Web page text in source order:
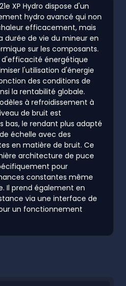
XP Hydro dispose d'un
hydro avancé qui non
efficacement, mais
durée de vie du mineur en
sur les composants.
d'efficacité énergétique
l'utilisation d'énergie
des conditions de
la rentabilité globale.
à refroidissement à
de bruit est
bas, le rendant plus adapté
échelle avec des
en matière de bruit. Ce
architecture de puce
pour
constantes même
Il prend également en
via une interface de
un fonctionnement